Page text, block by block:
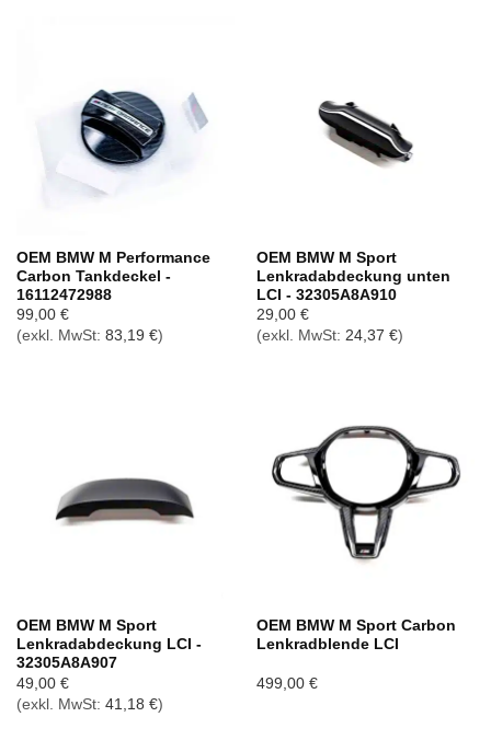
OEM BMW M Performance
Carbon Tankdeckel -
16112472988
99,00 €
(exkl. MwSt: 83,19 €)
OEM BMW M Sport
Lenkradabdeckung unten
LCI - 32305A8A910
29,00 €
(exkl. MwSt: 24,37 €)
OEM BMW M Sport
Lenkradabdeckung LCI -
32305A8A907
49,00 €
(exkl. MwSt: 41,18 €)
OEM BMW M Sport Carbon
Lenkradblende LCI
499,00 €